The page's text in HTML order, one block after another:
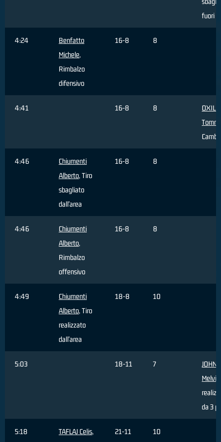
fuori
4:24
Benfatto
Michele,
Rimbalzo
difensivo
16-8 8
4:41 16-8 8
OXILIA
4:46
Chiumenti
Alberto, Tiro
sbagliato
dall'area
16-8 8
4:46
Chiumenti
Alberto,
Rimbalzo
offensivo
16-8 8
4:49
Chiumenti
Alberto, Tiro
realizzato
dall'area
18-8 10
5:03 18-11 7
Melvin
da 3
5:18 TAFLAJ Celis,
21-11 10